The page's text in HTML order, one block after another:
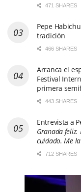
471 SHARES
Pepe
tradición
466 SHARES
Arranca el
Festival
primera
443 SHARES
Entrevista a
Granada
cuidado. Me
712 SHARES